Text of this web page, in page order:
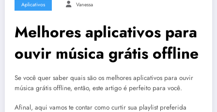
Aplicativos Vanessa
Melhores aplicativos para
ouvir música grátis offline
Se você quer saber quais são os melhores aplicativos para ouvir
música grátis offline, então, este artigo é perfeito para você.
Afinal, aqui vamos te contar como curtir sua playlist preferida